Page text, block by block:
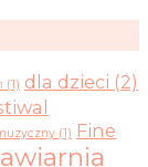
(1) dla dzieci (2)
(1) Fine